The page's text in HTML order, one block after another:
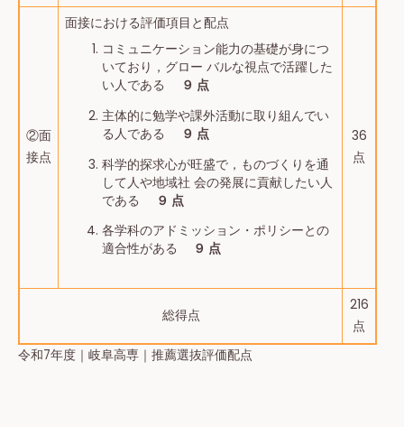
②面
接点
面接における評価項目と配点
コミュニケーション能力の基礎が身につ
いており，グロー バルな視点で活躍した
い人である
９ 点
主体的に勉学や課外活動に取り組んでい
る人である
９ 点
科学的探求心が旺盛で，ものづくりを通
して人や地域社 会の発展に貢献したい人
である
９ 点
各学科のアドミッション・ポリシーとの
適合性がある
９ 点
36
点
総得点
216
点
令和7年度｜岐阜高専｜推薦選抜評価配点